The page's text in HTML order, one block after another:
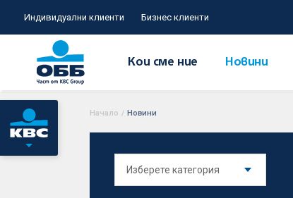
Индивидуални клиенти Бизнес клиенти
Кои сме ние Новини
Начало / Новини